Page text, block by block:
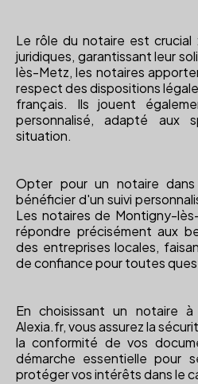
Le rôle du notaire est
juridiques, garantissant leur
lès-Metz, les notaires
respect des dispositions
français. Ils jouent
personnalisé, adapté aux
situation.
Opter pour un notaire
bénéficier d'un suivi
Les notaires de Montigny-
répondre précisément aux
des entreprises locales,
de confiance pour toutes
En choisissant un notaire
Alexia.fr, vous assurez la
la conformité de vos
démarche essentielle pour
protéger vos intérêts dans le